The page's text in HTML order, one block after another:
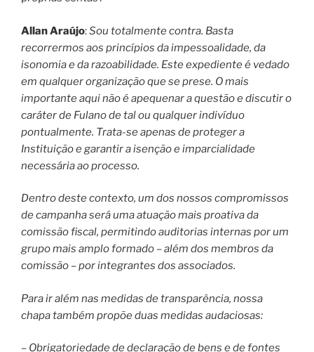
Allan Araújo:Sou totalmente contra. Basta
recorrermos aos princípios da impessoalidade, da
isonomia e da razoabilidade. Este expediente é vedado
em qualquer organização que se prese. O mais
importante aqui não é apequenar a questão e discutir o
caráter de Fulano de tal ou qualquer indivíduo
pontualmente. Trata-se apenas de proteger a
Instituição e garantir a isenção e imparcialidade
necessária ao processo.
Dentro deste contexto, um dos nossos compromissos
de campanha será uma atuação mais proativa da
comissão fiscal, permitindo auditorias internas por um
grupo mais amplo formado – além dos membros da
comissão – por integrantes dos associados.
Para ir além nas medidas de transparência, nossa
chapa também propõe duas medidas audaciosas:
– Obrigatoriedade de declaração de bens e de fontes